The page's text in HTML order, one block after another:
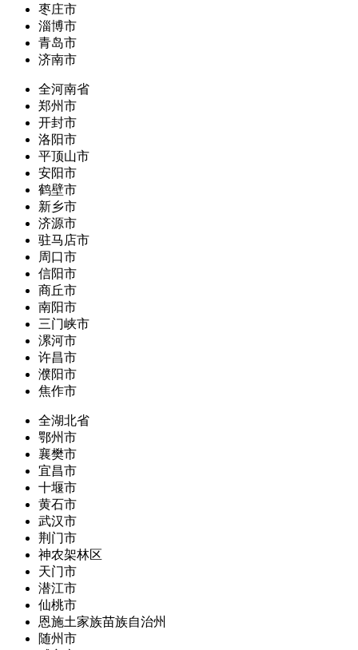
枣庄市
淄博市
青岛市
济南市
全河南省
郑州市
开封市
洛阳市
平顶山市
安阳市
鹤壁市
新乡市
济源市
驻马店市
周口市
信阳市
商丘市
南阳市
三门峡市
漯河市
许昌市
濮阳市
焦作市
全湖北省
鄂州市
襄樊市
宜昌市
十堰市
黄石市
武汉市
荆门市
神农架林区
天门市
潜江市
仙桃市
恩施土家族苗族自治州
随州市